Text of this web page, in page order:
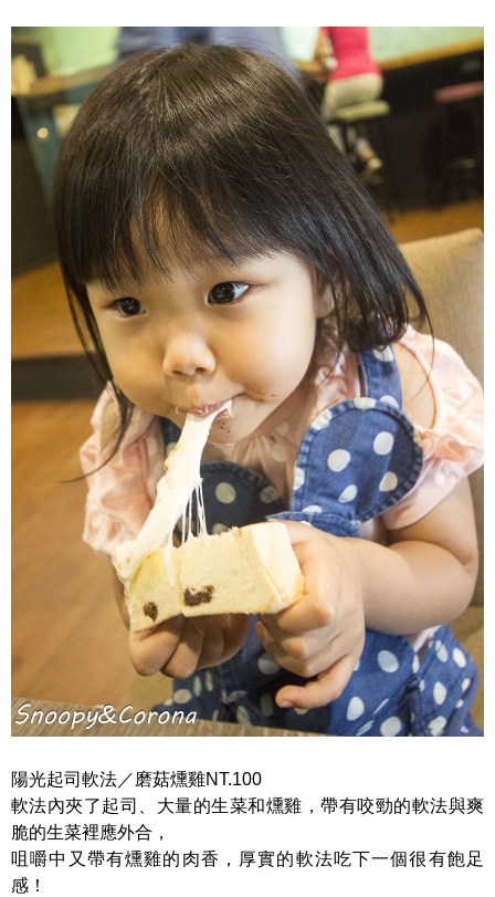
陽光起司軟法／磨菇燻雞NT.100
軟法內夾了起司、大量的生菜和燻雞，帶有咬勁的軟法與爽
脆的生菜裡應外合，
咀嚼中又帶有燻雞的肉香，厚實的軟法吃下一個很有飽足
感！